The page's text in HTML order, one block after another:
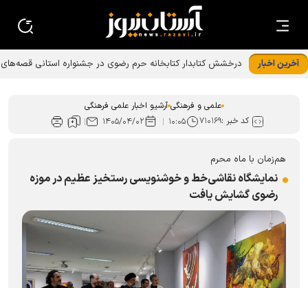
آخرین اخبار
درخشش کتابدار کتابخانه حرم رضوی در ﺟﺸﻨﻮﺍﺭﻩ استانی قصه‌های
علمی و فرهنگی آرشیو اخبار علمی فرهنگی
کد خبر :۷۱۰۱۶۹ ۱۰:۰۵ ۱۴۰۵/۰۴/۰۲
هم‌زمان با ماه محرم
نمایشگاه نقاشی‌خط و خوشنویسی رستخیز عظیم در موزه
رضوی گشایش یافت